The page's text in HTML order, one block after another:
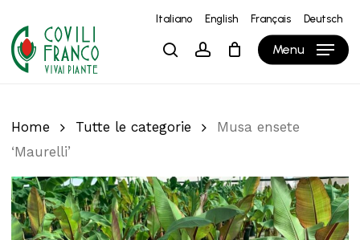
main
content
Italiano English Français Deutsch
searchaccount Menu
Carrello Close
Cart
Home Tutte le categorie
Musa ensete
‘Maurelli’